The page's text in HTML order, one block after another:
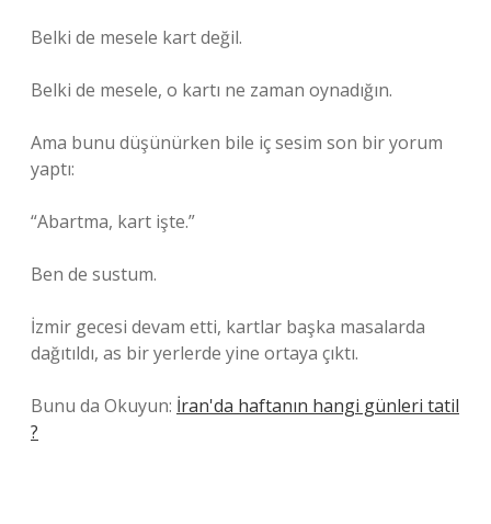
Belki de mesele kart değil.
Belki de mesele, o kartı ne zaman oynadığın.
Ama bunu düşünürken bile iç sesim son bir yorum
yaptı:
“Abartma, kart işte.”
Ben de sustum.
İzmir gecesi devam etti, kartlar başka masalarda
dağıtıldı, as bir yerlerde yine ortaya çıktı.
Bunu da Okuyun: İran'da haftanın hangi günleri tatil
?